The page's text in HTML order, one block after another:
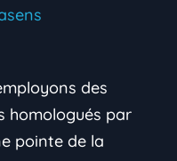
des
homologués par
pointe de la